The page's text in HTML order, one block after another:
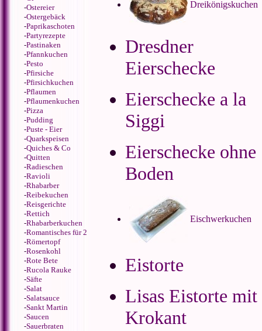
-Ostereier
-Ostergebäck
-Paprikaschoten
-Partyrezepte
-Pastinaken
-Pfannkuchen
-Pesto
-Pfirsiche
-Pfirsichkuchen
-Pflaumen
-Pflaumenkuchen
-Pizza
-Pudding
-Puste - Eier
-Quarkspeisen
-Quiches & Co
-Quitten
-Radieschen
-Ravioli
-Rhabarber
-Reibekuchen
-Reisgerichte
-Rettich
-Rhabarberkuchen
-Romantisches für 2
-Römertopf
-Rosenkohl
-Rote Bete
-Rucola Rauke
-Säfte
-Salat
-Salatsauce
-Sankt Martin
-Saucen
-Sauerbraten
Dreikönigskuchen
Dresdner
Eierschecke
Eierschecke a la
Siggi
Eierschecke ohne
Boden
Eischwerkuchen
Eistorte
Lisas Eistorte mit
Krokant